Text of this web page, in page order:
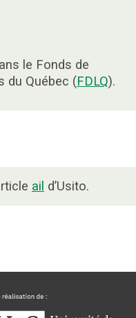
le Fonds de
du Québec (FDLQ).
ail d’Usito.